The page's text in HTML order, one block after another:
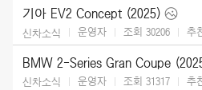
기아 EV2 Concept (2025)
신차소식 운영자 조회 30206 추
BMW 2-Series Gran Coupe
신차소식 운영자 조회 31317 추